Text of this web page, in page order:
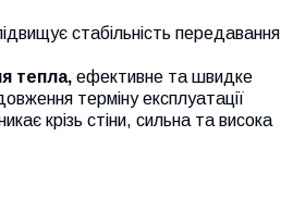
стабільність передавання
тепла, ефективне та швидке
терміну експлуатації
крізь стіни, сильна та висока